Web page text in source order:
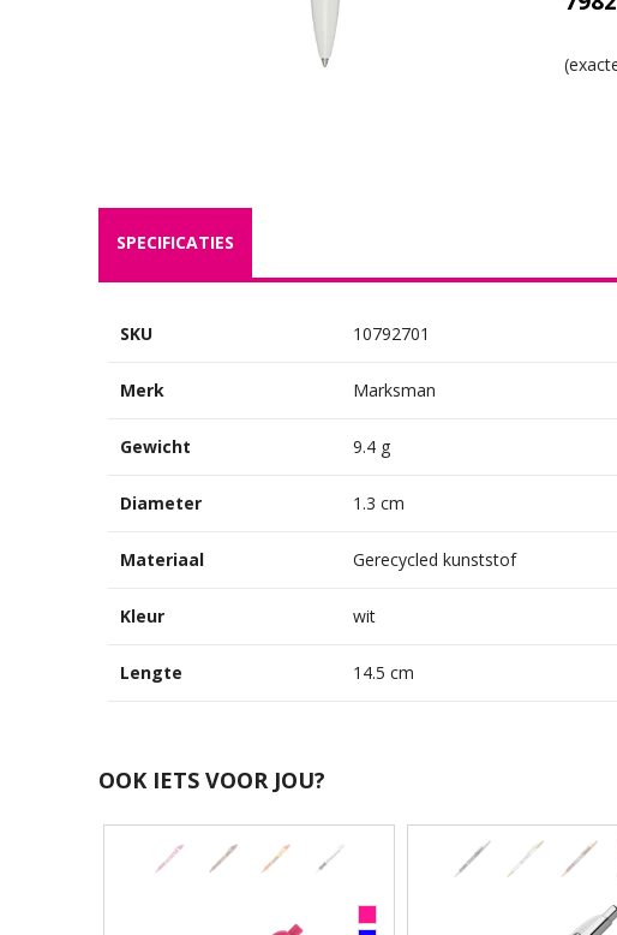
SPECIFICATIES
SKU 10792701
Merk Marksman
Gewicht 9.4 g
Diameter 1.3 cm
Materiaal Gerecycled kunststof
Kleur wit
Lengte 14.5 cm
OOK IETS VOOR JOU?